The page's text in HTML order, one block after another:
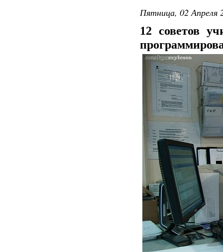
Пятница, 02 Апреля
12 советов